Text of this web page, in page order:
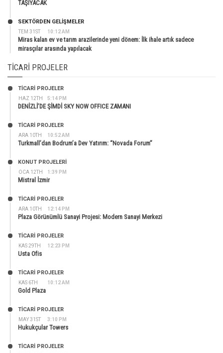
TAŞIYACAK
TEM 31ST 10:12 AM
SEKTÖRDEN GELIŞMELER
Miras kalan ev ve tarım arazilerinde yeni dönem: İlk ihale artık sadece
mirasçılar arasında yapılacak
TICARI PROJELER
HAZ 12TH 5:14 PM
TİCARİ PROJELER
DENİZLİ’DE ŞİMDİ SKY NOW OFFICE ZAMANI
ARA 10TH 10:52 AM
TİCARİ PROJELER
Turkmall’dan Bodrum’a Dev Yatırım: “Novada Forum”
OCA 12TH 1:39 PM
KONUT PROJELERI
Mistral İzmir
ARA 10TH 12:14 PM
TİCARİ PROJELER
Plaza Görünümlü Sanayi Projesi: Modern Sanayi Merkezi
KAS 29TH 12:23 PM
TİCARİ PROJELER
Usta Ofis
KAS 6TH 10:12 AM
TİCARİ PROJELER
Gold Plaza
MAY 31ST 3:10 PM
TİCARİ PROJELER
Hukukçular Towers
TİCARİ PROJELER